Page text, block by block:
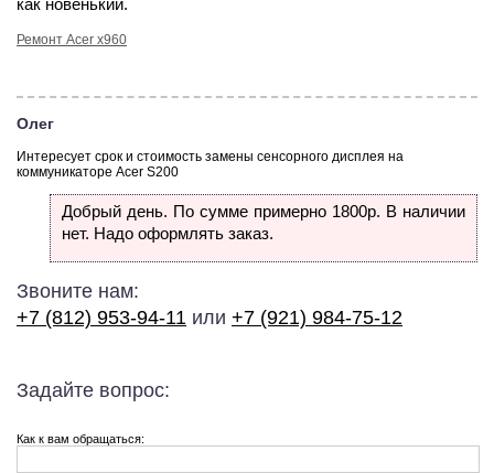
как новенький.
Ремонт Acer x960
Олег
Интересует срок и стоимость замены сенсорного дисплея на
коммуникаторе Acer S200
Добрый день. По сумме примерно 1800р. В наличии
нет. Надо оформлять заказ.
Звоните нам:
+7 (812) 953-94-11 или +7 (921) 984-75-12
Задайте вопрос:
Как к вам обращаться: